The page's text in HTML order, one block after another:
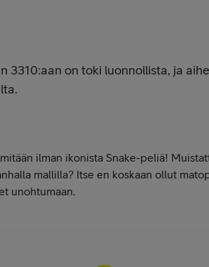
3310:aan on toki luonnollista, ja
ilman ikonista Snake-peliä!
mallilla? Itse en koskaan ollut
unohtumaan.